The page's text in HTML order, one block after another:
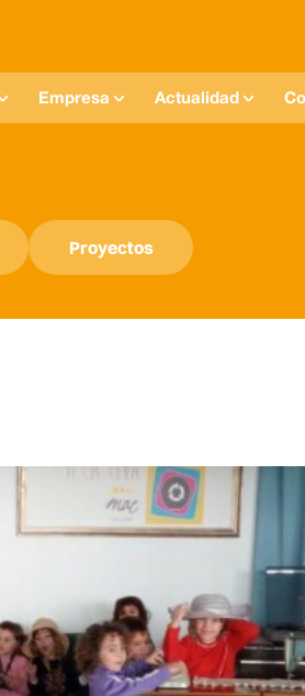
Empresa Actualidad
Proyectos